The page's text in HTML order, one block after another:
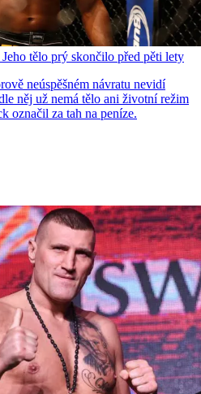
tělo prý skončilo před pěti lety
neúspěšném návratu nevidí
něj už nemá tělo ani životní režim
označil za tah na peníze.